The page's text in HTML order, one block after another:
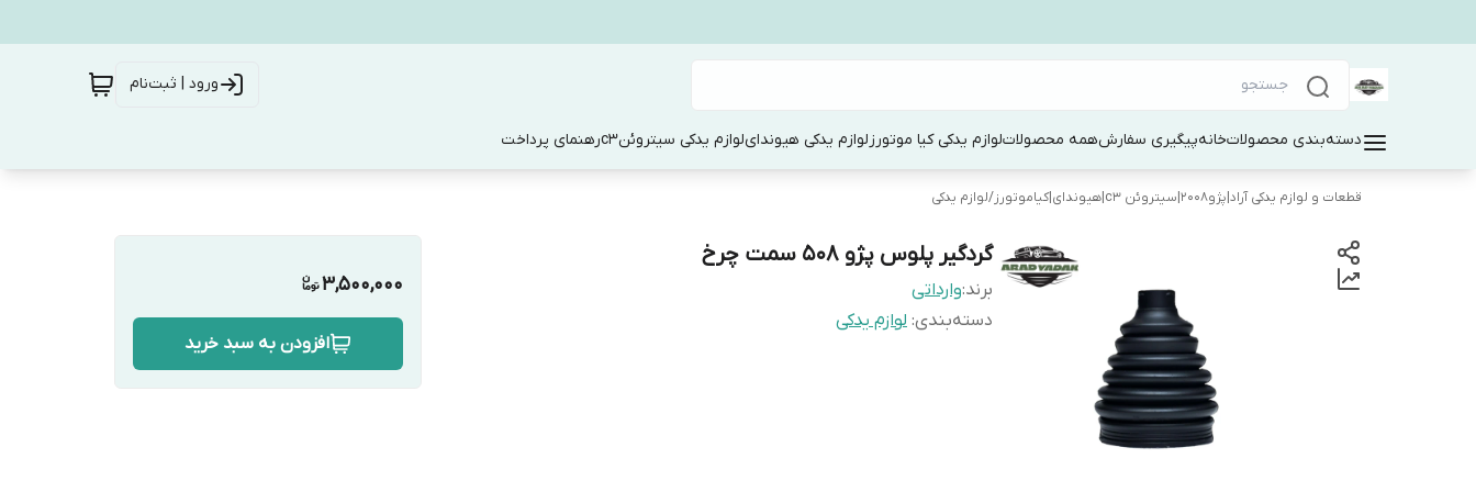
ورود | ثبت‌نام
دسته‌بندی محصولاتخانهپیگیری سفارشهمه محصولاتلوازم یدکی کیا موتورزلوازم یدکی هیوندایلوازم یدکی سیتروئنc3 رهنمای پرداخت
قطعات و لوازم یدکی آراد|پژو۲۰۰۸|سیتروئن c3|هیوندای|کیاموتورز /لوازم یدکی
گردگیر پلوس پژو 508 سمت چرخ
برند:وارداتی
دسته‌بندی: لوازم یدکی
3,500,000
افزودن به سبد خرید